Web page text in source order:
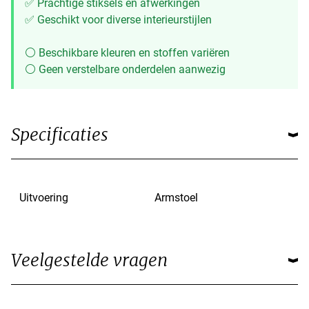
✅ Prachtige stiksels en afwerkingen
✅ Geschikt voor diverse interieurstijlen
⚪ Beschikbare kleuren en stoffen variëren
⚪ Geen verstelbare onderdelen aanwezig
Specificaties
Uitvoering Armstoel
Veelgestelde vragen